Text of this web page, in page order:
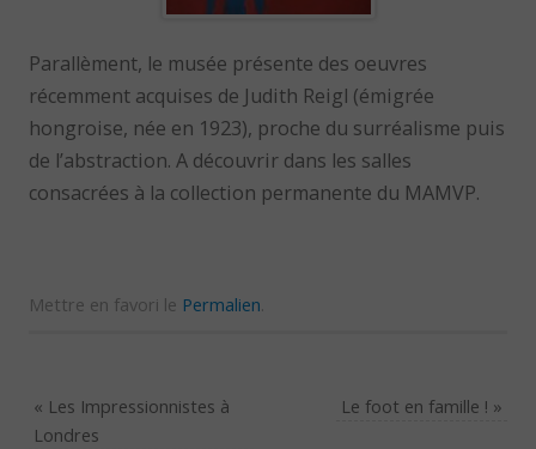
Parallèment, le musée présente des oeuvres
récemment acquises de Judith Reigl (émigrée
hongroise, née en 1923), proche du surréalisme puis
de l’abstraction. A découvrir dans les salles
consacrées à la collection permanente du MAMVP.
Mettre en favori le Permalien.
« Les Impressionnistes à
Londres
Le foot en famille ! »